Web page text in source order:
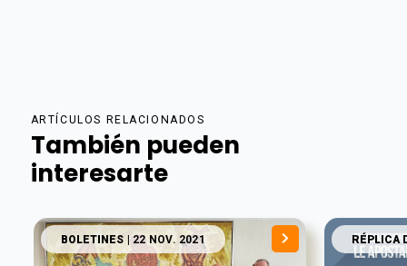
ARTÍCULOS RELACIONADOS
También pueden
interesarte
BOLETINES | 22 NOV. 2021 RÉPLICA